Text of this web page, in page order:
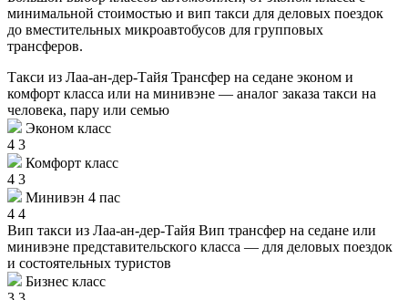
минимальной стоимостью и вип такси для деловых поездок
до вместительных микроавтобусов для групповых
трансферов.
Такси из Лаа-ан-дер-Тайя Трансфер на седане эконом и
комфорт класса или на минивэне — аналог заказа такси на
человека, пару или семью
Эконом класс
4 3
Комфорт класс
4 3
Минивэн 4 пас
4 4
Вип такси из Лаа-ан-дер-Тайя Вип трансфер на седане или
минивэне представительского класса — для деловых поездок
и состоятельных туристов
Бизнес класс